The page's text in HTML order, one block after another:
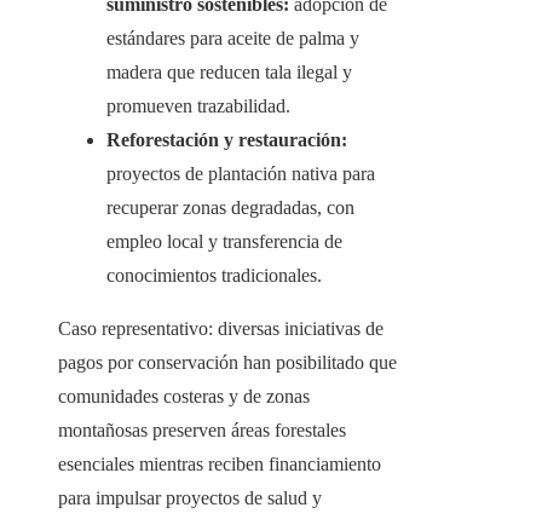
suministro sostenibles: adopción de
estándares para aceite de palma y
madera que reducen tala ilegal y
promueven trazabilidad.
Reforestación y restauración:
proyectos de plantación nativa para
recuperar zonas degradadas, con
empleo local y transferencia de
conocimientos tradicionales.
Caso representativo: diversas iniciativas de
pagos por conservación han posibilitado que
comunidades costeras y de zonas
montañosas preserven áreas forestales
esenciales mientras reciben financiamiento
para impulsar proyectos de salud y